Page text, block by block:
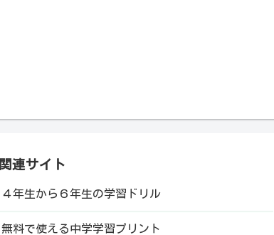
関連サイト
４年生から６年生の学習ドリル
無料で使える中学学習プリント